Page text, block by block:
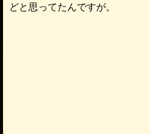
どと思ってたんですが。